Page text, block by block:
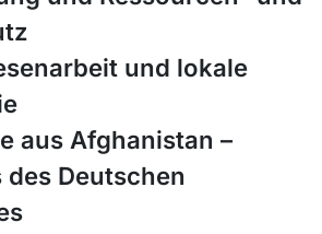
und lokale
aus Afghanistan –
des Deutschen